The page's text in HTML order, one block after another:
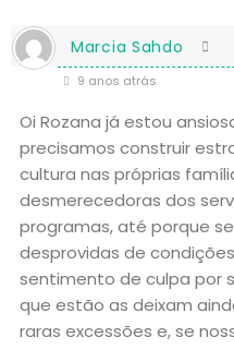
Marcia Sahdo
9 anos atrás
Oi Rozana já estou
precisamos construir
cultura nas próprias
desmerecedoras dos
programas, até porque
desprovidas de
sentimento de culpa por
que estão as deixam
raras excessões e, se